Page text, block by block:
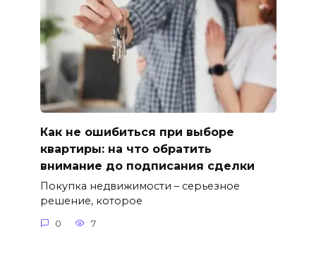
Как не ошибиться при выборе
квартиры: на что обратить
внимание до подписания сделки
Покупка недвижимости – серьезное
решение, которое
0 7